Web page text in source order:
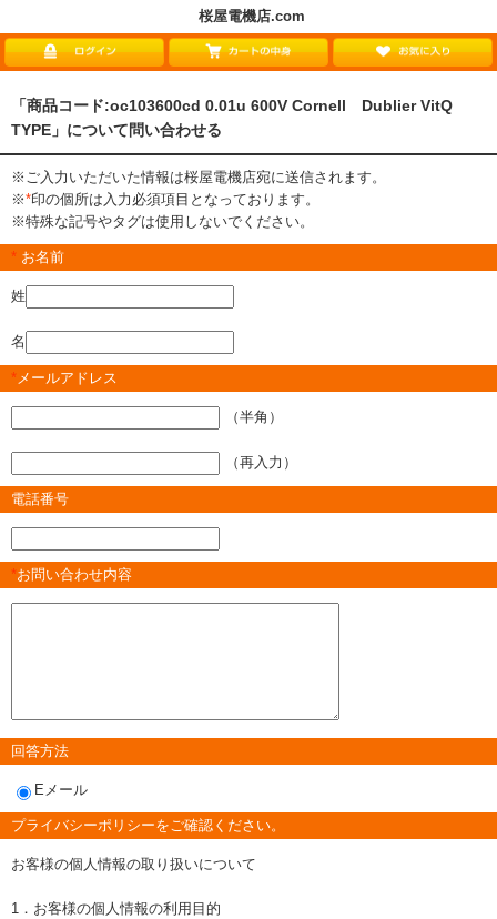
桜屋電機店.com
「商品コード:oc103600cd 0.01u 600V Cornell Dublier VitQ
TYPE」について問い合わせる
※ご入力いただいた情報は桜屋電機店宛に送信されます。
※*印の個所は入力必須項目となっております。
※特殊な記号やタグは使用しないでください。
* お名前
姓
名
* メールアドレス
（半角）
（再入力）
電話番号
*お問い合わせ内容
回答方法
Eメール
プライバシーポリシーをご確認ください。
お客様の個人情報の取り扱いについて
1．お客様の個人情報の利用目的